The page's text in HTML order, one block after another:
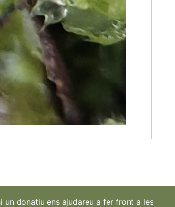
un donatiu ens ajudareu a fer front a les